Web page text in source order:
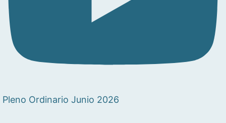
Pleno Ordinario Junio 2026